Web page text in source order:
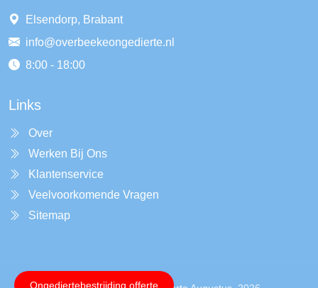
Elsendorp, Brabant
info@overbeekeongedierte.nl
8:00 - 18:00
Links
Over
Werken Bij Ons
Klantenservice
Veelvoorkomende Vragen
Sitemap
Ongediertebestrijding offerte